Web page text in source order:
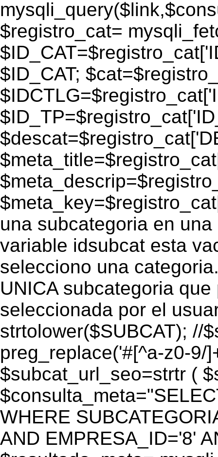
$registro_cat=
$ID_CAT;
una subcategoria en
variable idsubcat esta
selecciono una
UNICA subcategoria
seleccionada por el
strtolower($SUBCAT); //
preg_replace('#[^a-z0-9/
$subcat_url_seo=strtr (
WHERE
AND EMPRESA_ID='8'